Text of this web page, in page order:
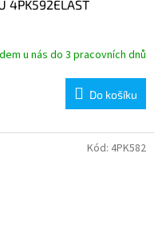
4PK592ELAST
u nás do 3 pracovních dnů
Do košíku
Kód: 4PK582